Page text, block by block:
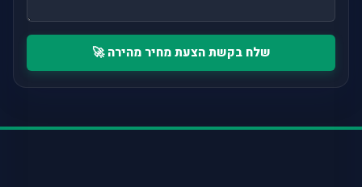
שלח בקשת הצעת מחיר מהירה 🚀